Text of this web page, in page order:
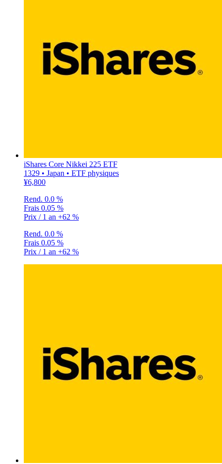
iShares Core Nikkei 225 ETF
1329 • Japan • ETF physiques
¥6,800
Rend. 0.0 %
Frais 0.05 %
Prix / 1 an +62 %
Rend. 0.0 %
Frais 0.05 %
Prix / 1 an +62 %